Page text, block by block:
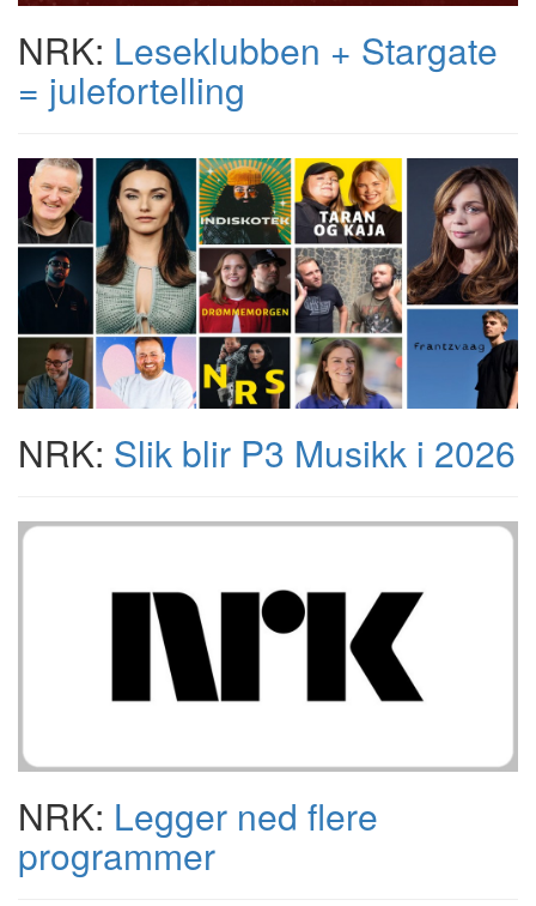
NRK: Leseklubben + Stargate
= julefortelling
NRK: Slik blir P3 Musikk i 2026
NRK: Legger ned flere
programmer